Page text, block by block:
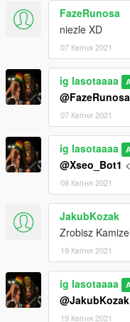
FazeRunosa
niezle XD
07 Квітня 2021
ig lasotaaaa
@FazeRunosa
07 Квітня 2021
ig lasotaaaa
@Xseo_Bot1
08 Квітня 2021
JakubKozak
Zrobisz
19 Квітня 2021
ig lasotaaaa
@JakubKozak
19 Квітня 2021